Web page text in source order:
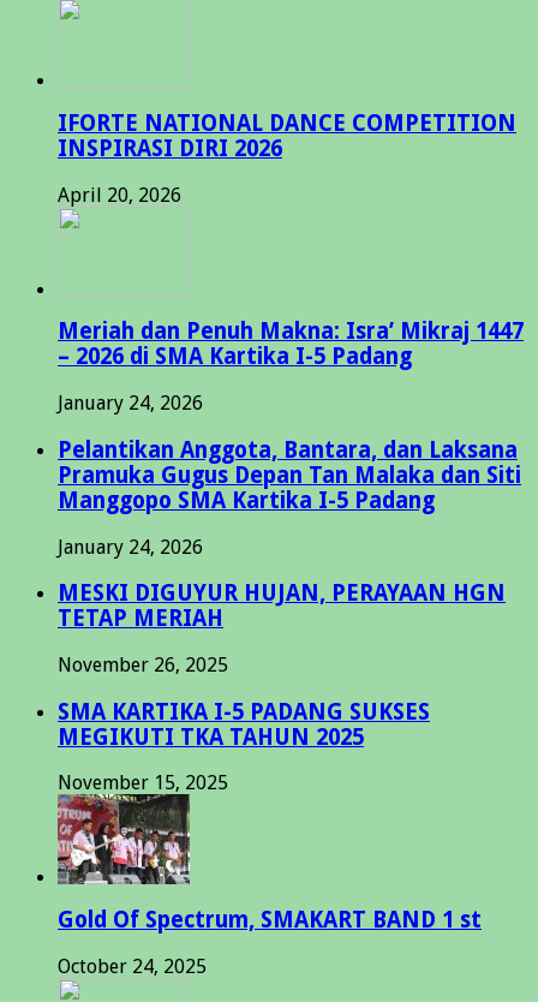
IFORTE NATIONAL DANCE COMPETITION
INSPIRASI DIRI 2026
April 20, 2026
Meriah dan Penuh Makna: Isra’ Mikraj 1447
– 2026 di SMA Kartika I-5 Padang
January 24, 2026
Pelantikan Anggota, Bantara, dan Laksana
Pramuka Gugus Depan Tan Malaka dan Siti
Manggopo SMA Kartika I-5 Padang
January 24, 2026
MESKI DIGUYUR HUJAN, PERAYAAN HGN
TETAP MERIAH
November 26, 2025
SMA KARTIKA I-5 PADANG SUKSES
MEGIKUTI TKA TAHUN 2025
November 15, 2025
Gold Of Spectrum, SMAKART BAND 1 st
October 24, 2025